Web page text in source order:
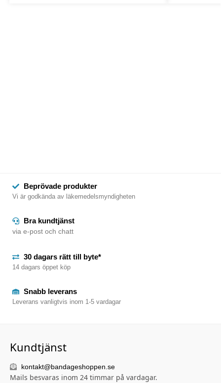
Beprövade produkter
Vi är godkända av läkemedelsmyndigheten
Bra kundtjänst
via e-post och chatt
30 dagars rätt till byte*
14 dagars öppet köp
Snabb leverans
Leverans vanligtvis inom 1-5 vardagar
Kundtjänst
kontakt@bandageshoppen.se
Mails besvaras inom 24 timmar på vardagar.